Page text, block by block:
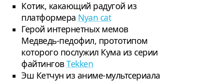
Котик, какающий радугой из
платформера Nyan cat
Герой интернетных мемов
Медведь-педофил, прототипом
которого послужил Кума из серии
файтинговTekken
Эш Кетчун из аниме-мультсериала